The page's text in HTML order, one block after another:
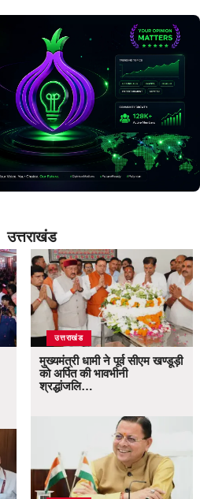
उत्तराखंड
उत्तराखंड
मुख्यमंत्री धामी ने पूर्व सीएम खण्डूड़ी
को अर्पित की भावभीनी
श्रद्धांजलि…